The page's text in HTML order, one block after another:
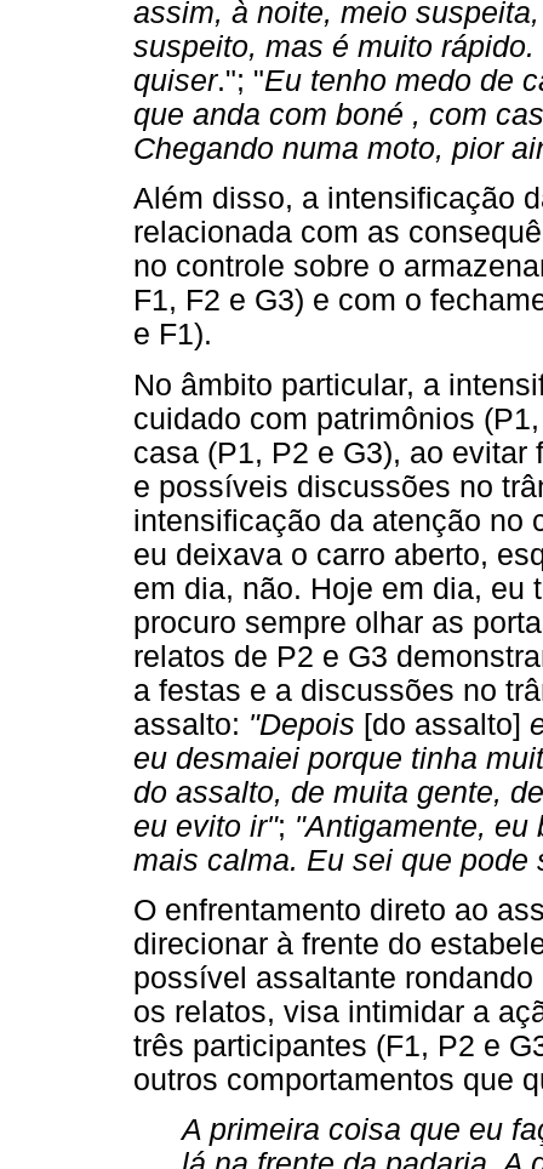
assim, à noite, meio
suspeito, mas é muito
quiser."; "Eu tenho medo de
que anda com boné , com
Chegando numa moto, pior
Além disso, a intensificação
relacionada com as
no controle sobre o
F1, F2 e G3) e com o
e F1).
No âmbito particular, a
cuidado com patrimônios
casa (P1, P2 e G3), ao
e possíveis discussões no
intensificação da atenção no
eu deixava o carro aberto,
em dia, não. Hoje em dia, eu
procuro sempre olhar as
relatos de P2 e G3
a festas e a discussões no
assalto: "Depois [do assalto]
eu desmaiei porque tinha
do assalto, de muita gente,
eu evito ir"; "Antigamente, eu
mais calma. Eu sei que pode
O enfrentamento direto ao
direcionar à frente do
possível assaltante
os relatos, visa intimidar a
três participantes (F1, P2 e
outros comportamentos que
A primeira coisa que eu